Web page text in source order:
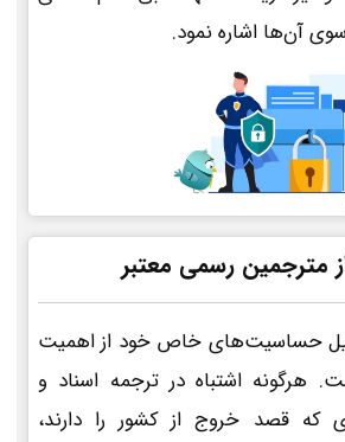
سوی آن‌ها اشاره نمود.
مترجمین رسمی معتبر
حساسیت‌های خاص خود از اهمیت
هرگونه اشتباه در ترجمه اسناد و
که قصد خروج از کشور را دارند،